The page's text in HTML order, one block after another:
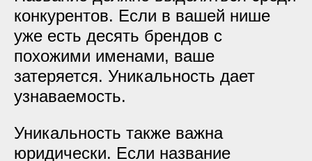
конкурентов. Если в вашей нише
уже есть десять брендов с
похожими именами, ваше
затеряется. Уникальность дает
узнаваемость.
Уникальность также важна
юридически. Если название